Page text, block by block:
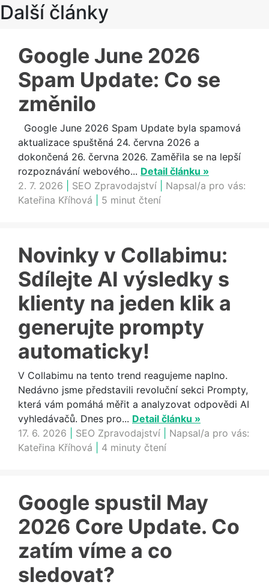
Další články
Google June 2026
Spam Update: Co se
změnilo
Google June 2026 Spam Update byla spamová
aktualizace spuštěná 24. června 2026 a
dokončená 26. června 2026. Zaměřila se na lepší
rozpoznávání webového... Detail článku »
2. 7. 2026
SEO Zpravodajství
Napsal/a pro vás:
Kateřina Kříhová
5 minut čtení
Novinky v Collabimu:
Sdílejte AI výsledky s
klienty na jeden klik a
generujte prompty
automaticky!
V Collabimu na tento trend reagujeme naplno.
Nedávno jsme představili revoluční sekci Prompty,
která vám pomáhá měřit a analyzovat odpovědi AI
vyhledávačů. Dnes pro... Detail článku »
17. 6. 2026
SEO Zpravodajství
Napsal/a pro vás:
Kateřina Kříhová
4 minuty čtení
Google spustil May
2026 Core Update. Co
zatím víme a co
sledovat?